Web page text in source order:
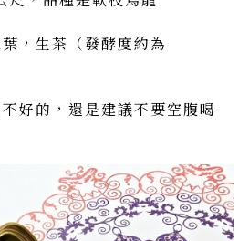
，生茶（發酵度約為
好的，還是建議不要空腹喝